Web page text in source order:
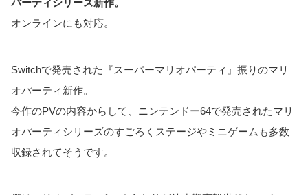
パーティシリーズ新作。
オンラインにも対応。
Switchで発売された『スーパーマリオパーティ』振りのマリ
オパーティ新作。
今作のPVの内容からして、ニンテンドー64で発売されたマリ
オパーティシリーズのすごろくステージやミニゲームも多数
収録されてそうです。